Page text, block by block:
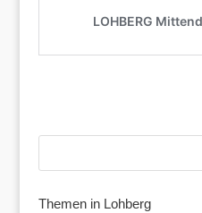
Themen in Lohberg